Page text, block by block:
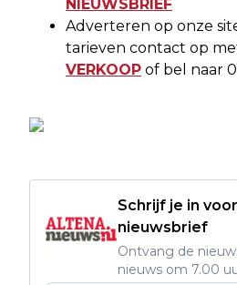
NIEUWSBRIEF
Adverteren op onze
tarieven contact op
VERKOOP of bel naar
Schrijf je in
nieuwsbrief
Ontvang de
nieuws om 7.00